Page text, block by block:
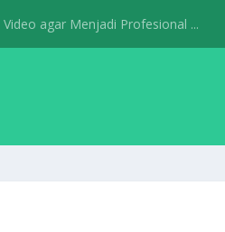
agar Menjadi Profesional ...